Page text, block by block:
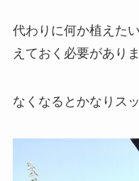
代わりに何か植えた
えておく必要がありま
なくなるとかなりス